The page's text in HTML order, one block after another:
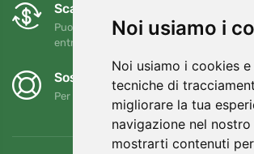
Noi usiamo i
Noi usiamo i cookies
tecniche di
migliorare la tua
navigazione nel
mostrarti contenuti
Scambi e resi gratuiti
Puoi restituire o cambiare il tuo ordine in
entro 90 giorni
Sosteniamo Trees.org
Per ogni ordine piantiamo un albero!